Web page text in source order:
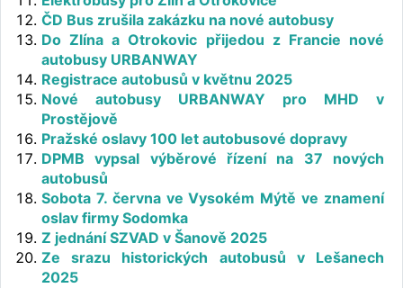
ČD Bus zrušila zakázku na nové autobusy
Do Zlína a Otrokovic přijedou z Francie nové
autobusy URBANWAY
Registrace autobusů v květnu 2025
Nové autobusy URBANWAY pro MHD v
Prostějově
Pražské oslavy 100 let autobusové dopravy
DPMB vypsal výběrové řízení na 37 nových
autobusů
Sobota 7. června ve Vysokém Mýtě ve znamení
oslav firmy Sodomka
Z jednání SZVAD v Šanově 2025
Ze srazu historických autobusů v Lešanech
2025